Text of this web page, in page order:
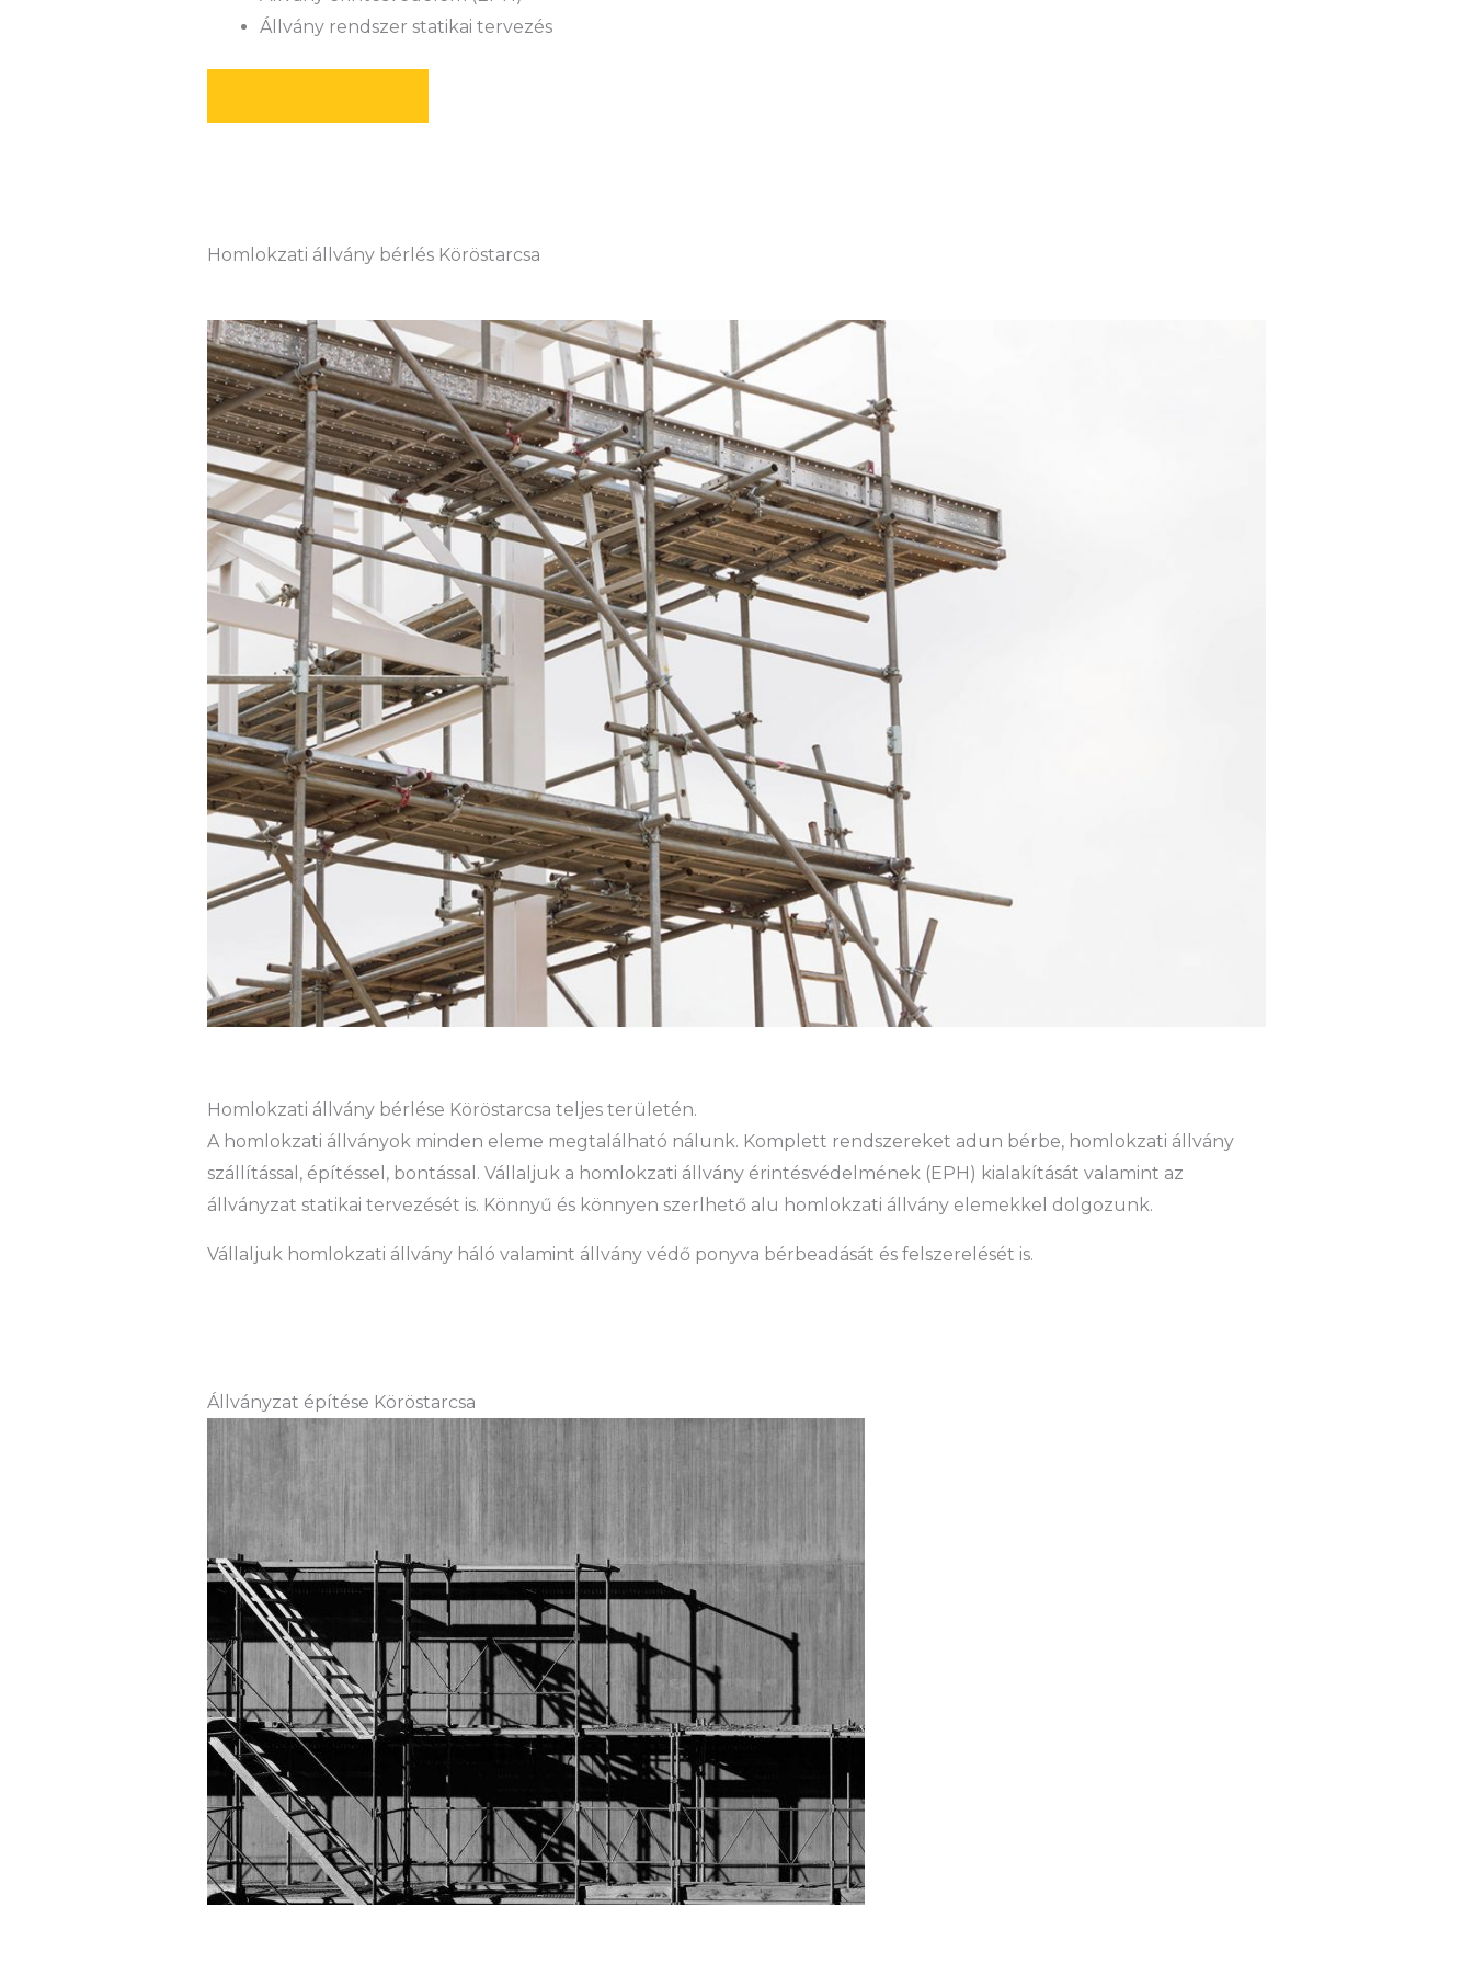
Állvány rendszer statikai tervezés
Homlokzati állvány bérlés Köröstarcsa
Homlokzati állvány bérlése Köröstarcsa teljes területén.
A homlokzati állványok minden eleme megtalálható nálunk. Komplett rendszereket adun bérbe, homlokzati állvány
szállítással, építéssel, bontással. Vállaljuk a homlokzati állvány érintésvédelmének (EPH) kialakítását valamint az
állványzat statikai tervezését is. Könnyű és könnyen szerlhető alu homlokzati állvány elemekkel dolgozunk.
Vállaljuk homlokzati állvány háló valamint állvány védő ponyva bérbeadását és felszerelését is.
Állványzat építése Köröstarcsa